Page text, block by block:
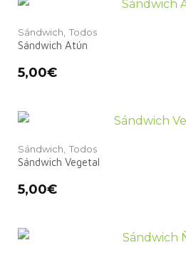
Sándwich, Todos
Sándwich Atún
5,00€
Sándwich, Todos
Sándwich Vegetal
5,00€